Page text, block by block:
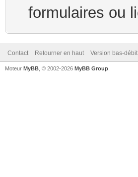
formulaires ou
Contact Retourner en haut Version bas-
Moteur MyBB , © 2002-2026 MyBB Group